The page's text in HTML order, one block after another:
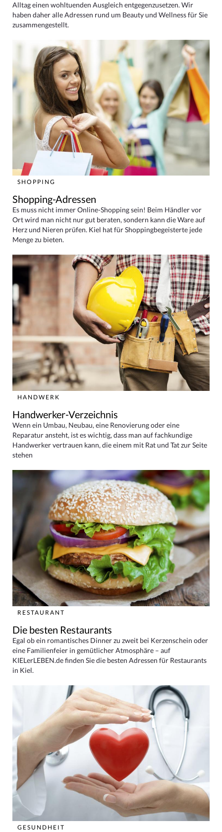
Alltag einen wohltuenden Ausgleich entgegenzusetzen. Wir
haben daher alle Adressen rund um Beauty und Wellness für Sie
zusammengestellt.
SHOPPING
Shopping-Adressen
Es muss nicht immer Online-Shopping sein! Beim Händler vor
Ort wird man nicht nur gut beraten, sondern kann die Ware auf
Herz und Nieren prüfen. Kiel hat für Shoppingbegeisterte jede
Menge zu bieten.
HANDWERK
Handwerker-Verzeichnis
Wenn ein Umbau, Neubau, eine Renovierung oder eine
Reparatur ansteht, ist es wichtig, dass man auf fachkundige
Handwerker vertrauen kann, die einem mit Rat und Tat zur Seite
stehen
RESTAURANT
Die besten Restaurants
Egal ob ein romantisches Dinner zu zweit bei Kerzenschein oder
eine Familienfeier in gemütlicher Atmosphäre – auf
KIELerLEBEN.de finden Sie die besten Adressen für Restaurants
in Kiel.
GESUNDHEIT